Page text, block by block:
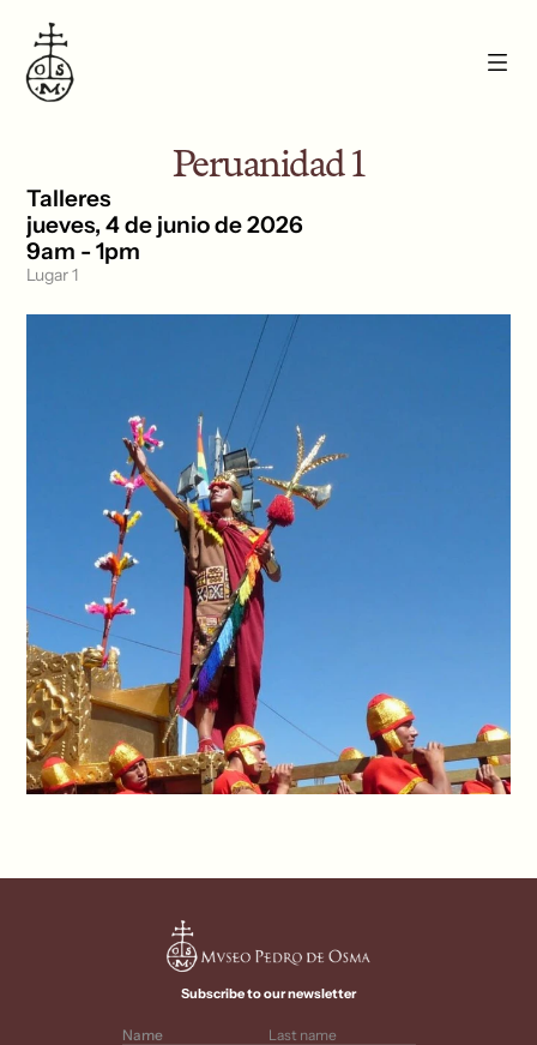
Peruanidad 1
Talleres
jueves, 4 de junio de 2026
9am - 1pm
Lugar 1
Subscribe to our newsletter
Name Last name